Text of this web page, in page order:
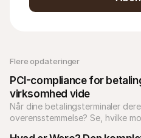
Flere opdateringer
PCI-compliance for
virksomhed vide
Når dine betalingsterminaler
overensstemmelse? Se, hvilke